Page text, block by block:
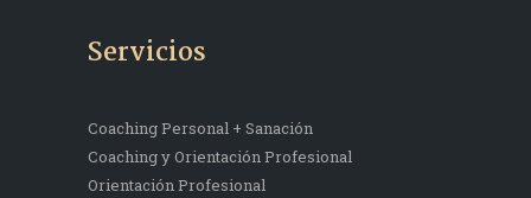
Servicios
Coaching Personal + Sanación
Coaching y Orientación Profesional
Orientación Profesional